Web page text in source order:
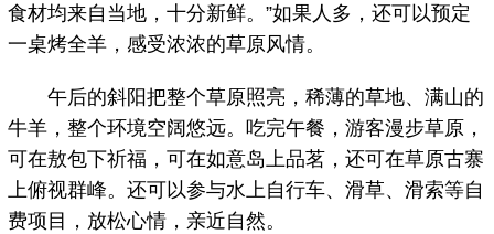
食材均来自当地，十分新鲜。”如果人多，还可以预定
一桌烤全羊，感受浓浓的草原风情。
午后的斜阳把整个草原照亮，稀薄的草地、满山的
牛羊，整个环境空阔悠远。吃完午餐，游客漫步草原，
可在敖包下祈福，可在如意岛上品茗，还可在草原古寨
上俯视群峰。还可以参与水上自行车、滑草、滑索等自
费项目，放松心情，亲近自然。